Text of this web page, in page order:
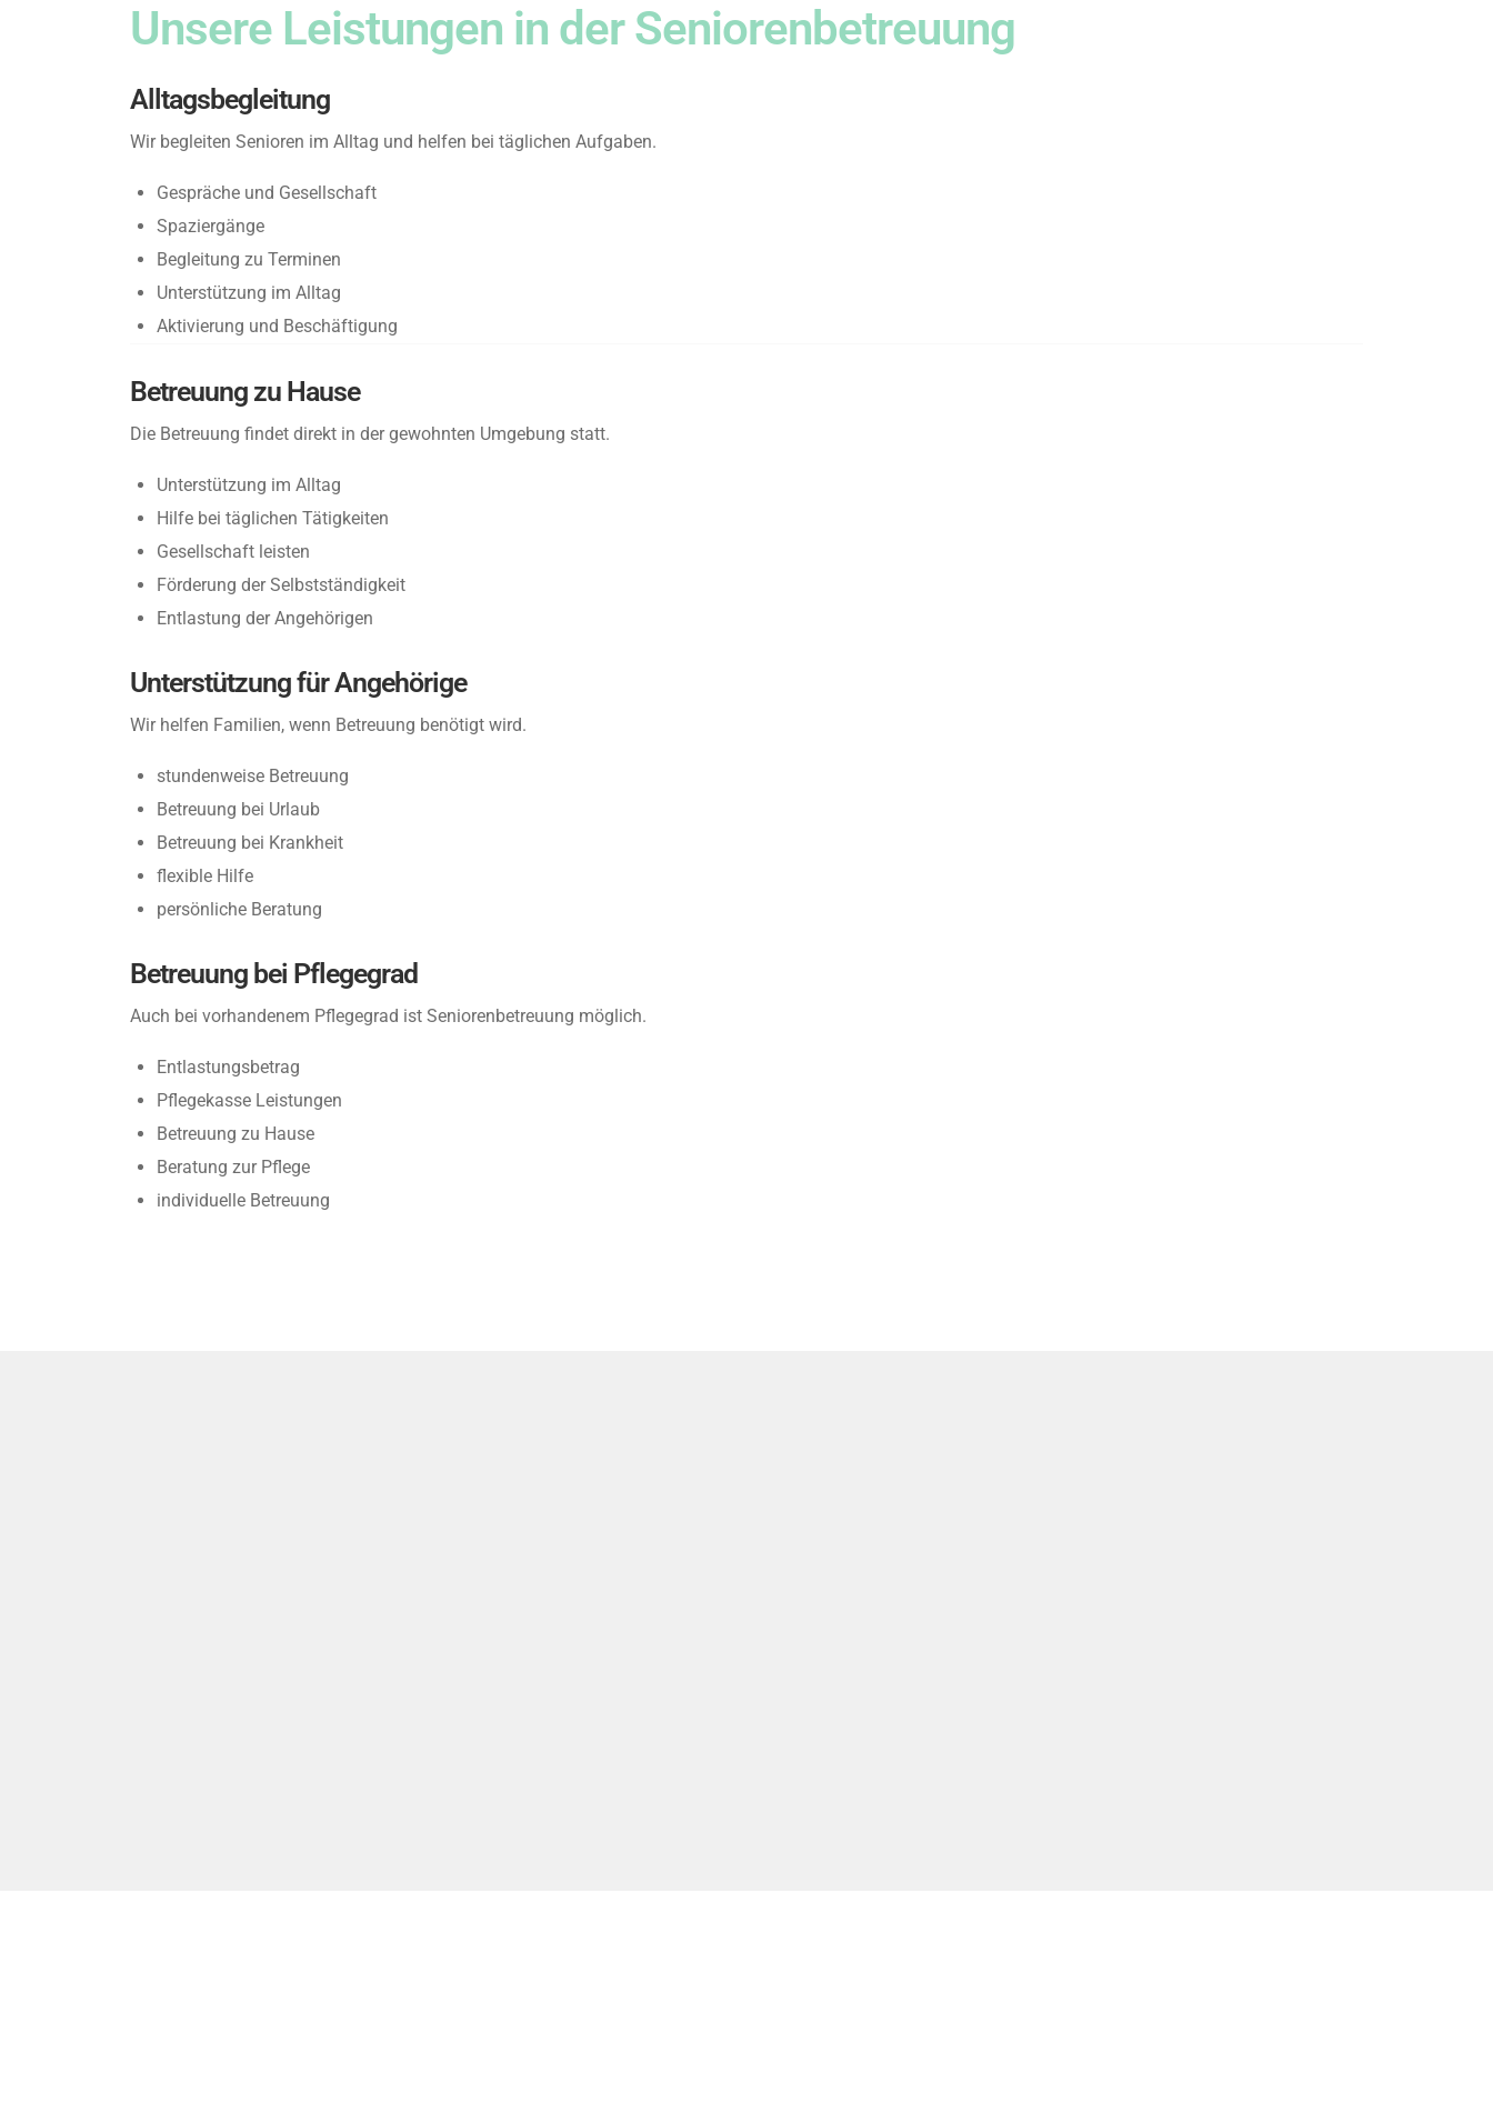
Unsere Leistungen in der Seniorenbetreuung
Alltagsbegleitung
Wir begleiten Senioren im Alltag und helfen bei täglichen Aufgaben.
Gespräche und Gesellschaft
Spaziergänge
Begleitung zu Terminen
Unterstützung im Alltag
Aktivierung und Beschäftigung
Betreuung zu Hause
Die Betreuung findet direkt in der gewohnten Umgebung statt.
Unterstützung im Alltag
Hilfe bei täglichen Tätigkeiten
Gesellschaft leisten
Förderung der Selbstständigkeit
Entlastung der Angehörigen
Unterstützung für Angehörige
Wir helfen Familien, wenn Betreuung benötigt wird.
stundenweise Betreuung
Betreuung bei Urlaub
Betreuung bei Krankheit
flexible Hilfe
persönliche Beratung
Betreuung bei Pflegegrad
Auch bei vorhandenem Pflegegrad ist Seniorenbetreuung möglich.
Entlastungsbetrag
Pflegekasse Leistungen
Betreuung zu Hause
Beratung zur Pflege
individuelle Betreuung